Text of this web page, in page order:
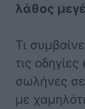
λάθος
Τι
τις
σωλήνες
με